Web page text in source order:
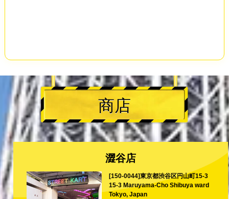
商店
澀谷店
[150-0044]東京都渋谷区円山町15-3
15-3 Maruyama-Cho Shibuya ward
Tokyo, Japan